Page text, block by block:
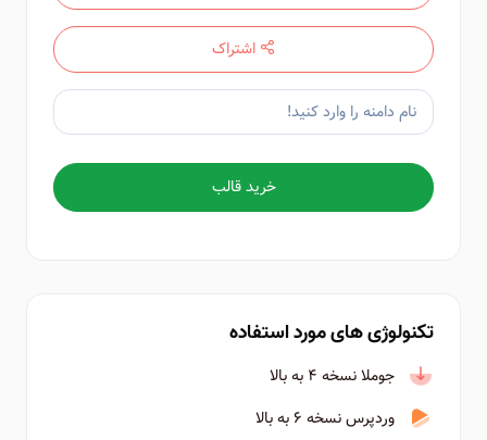
اشتراک
خرید قالب
تکنولوژی های مورد استفاده
جوملا نسخه ۴ به بالا
وردپرس نسخه ۶ به بالا